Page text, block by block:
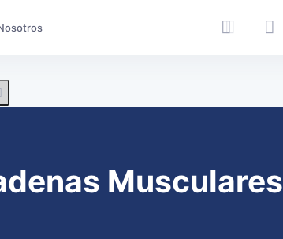
Musculares